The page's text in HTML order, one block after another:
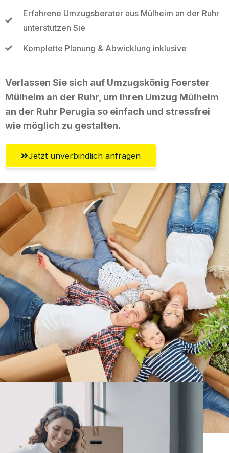
Erfahrene Umzugsberater aus Mülheim an der Ruhr
unterstützen Sie
Komplette Planung & Abwicklung inklusive
Verlassen Sie sich auf Umzugskönig Foerster
Mülheim an der Ruhr, um Ihren Umzug Mülheim
an der Ruhr Perugia so einfach und stressfrei
wie möglich zu gestalten.
Jetzt unverbindlich anfragen